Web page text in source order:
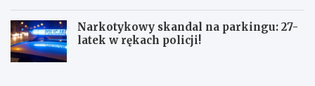
Narkotykowy skandal na parkingu: 27-
latek w rękach policji!
P
N